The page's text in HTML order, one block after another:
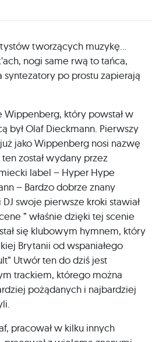
tworzących muzykę…
nogi same rwą to tańca,
syntezatory po prostu zapierają
Wippenberg, który powstał w
był Olaf Dieckmann. Pierwszy
jako Wippenberg nosi nazwę
został wydany przez
label – Hyper Hype
– Bardzo dobrze znany
swoje pierwsze kroki stawiał
” właśnie dzięki tej scenie
się klubowym hymnem, który
Brytanii od wspaniałego
Utwór ten do dziś jest
trackiem, którego można
pożądanych i najbardziej
pracował w kilku innych